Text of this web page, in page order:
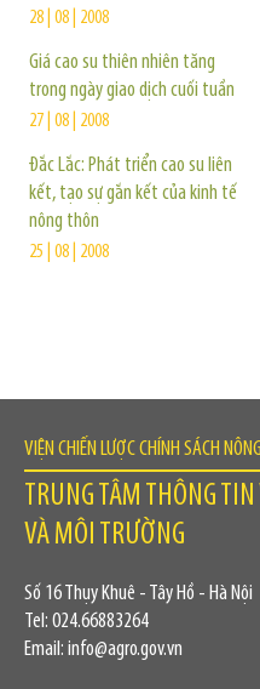
28 | 08 | 2008
Giá cao su thiên nhiên tăng
trong ngày giao dịch cuối tuần
27 | 08 | 2008
Đắc Lắc: Phát triển cao su liên
kết, tạo sự gắn kết của kinh tế
nông thôn
25 | 08 | 2008
VIỆN CHIẾN LƯỢC CHÍNH SÁCH
TRUNG TÂM THÔNG
VÀ MÔI TRƯỜNG
Số 16 Thụy Khuê - Tây Hồ - Hà Nội
Tel: 024.66883264
Email: info@agro.gov.vn